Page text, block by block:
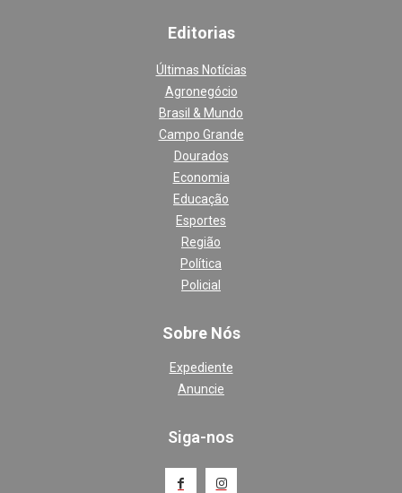
Editorias
Últimas Notícias
Agronegócio
Brasil & Mundo
Campo Grande
Dourados
Economia
Educação
Esportes
Região
Política
Policial
Sobre Nós
Expediente
Anuncie
Siga-nos